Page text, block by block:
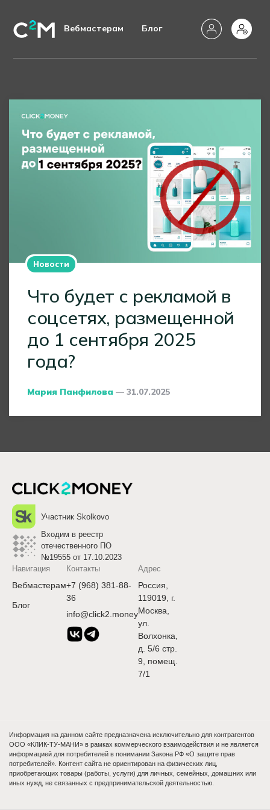
Вебмастерам Блог
Новости
Что будет с рекламой в
соцсетях, размещенной
до 1 сентября 2025
года?
Posted
Мария Панфилова 31.07.2025
Участник Skolkovo
Входим в реестр
отечественного ПО
№19555 от 17.10.2023
Навигация
Вебмастерам
Блог
Контакты
+7 (968) 381-88-
36
info@click2.money
Адрес
Россия,
119019, г.
Москва,
ул.
Волхонка,
д. 5/6 стр.
9, помещ.
7/1
Информация на данном сайте предназначена исключительно для контрагентов
ООО «КЛИК-ТУ-МАНИ» в рамках коммерческого взаимодействия и не является
информацией для потребителей в понимании Закона РФ «О защите прав
потребителей». Контент сайта не ориентирован на физических лиц,
приобретающих товары (работы, услуги) для личных, семейных, домашних или
иных нужд, не связанных с предпринимательской деятельностью.